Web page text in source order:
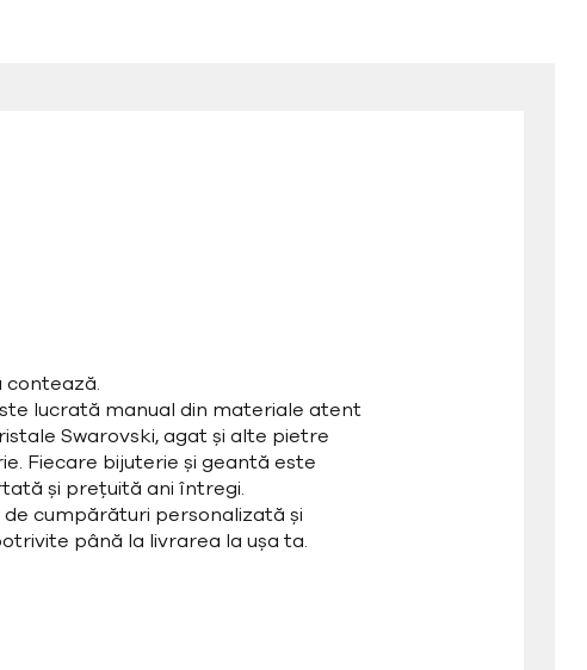
contează.
lucrată manual din materiale atent
Swarovski, agat și alte pietre
Fiecare bijuterie și geantă este
și prețuită ani întregi.
cumpărături personalizată și
până la livrarea la ușa ta.